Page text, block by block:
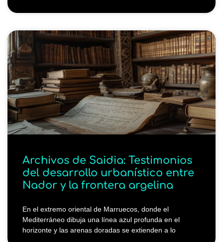
Archivos de Saidia: Testimonios
del desarrollo urbanístico entre
Nador y la frontera argelina
En el extremo oriental de Marruecos, donde el
Mediterráneo dibuja una línea azul profunda en el
horizonte y las arenas doradas se extienden a lo